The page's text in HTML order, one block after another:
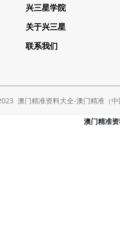
兴三星学院
关于兴三星
联系我们
澳门精准资料大全-澳门精准
澳门精准